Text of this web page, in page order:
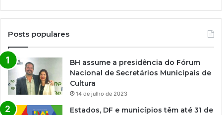
Posts populares
BH assume a presidência do Fórum
Nacional de Secretários Municipais de
Cultura
14 de julho de 2023
Estados, DF e municípios têm até 31 de